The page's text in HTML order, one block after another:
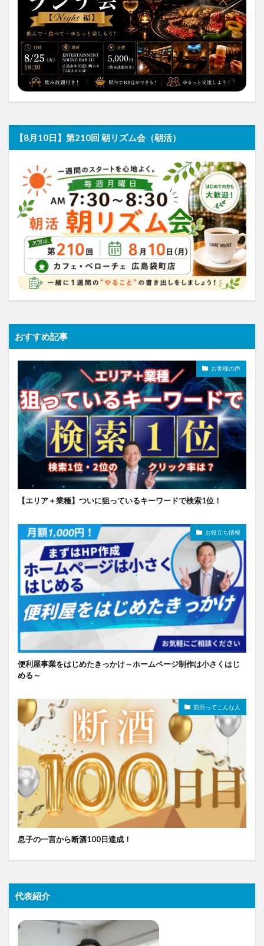
【8月10日】第210回 朝リズム会（朝活）
おすすめ記事
お客様の声
【エリア＋業種】ついに狙っているキーワードで検索1位！
お役立ち情報
便利屋事業をはじめたきっかけ～ホームページ制作は小さくはじ
める～
前田ってこんな人
息子の一言から断酒100日達成！
代表紹介